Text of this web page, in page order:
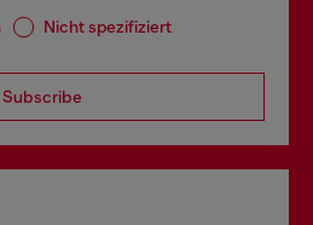
Nicht spezifiziert
Subscribe